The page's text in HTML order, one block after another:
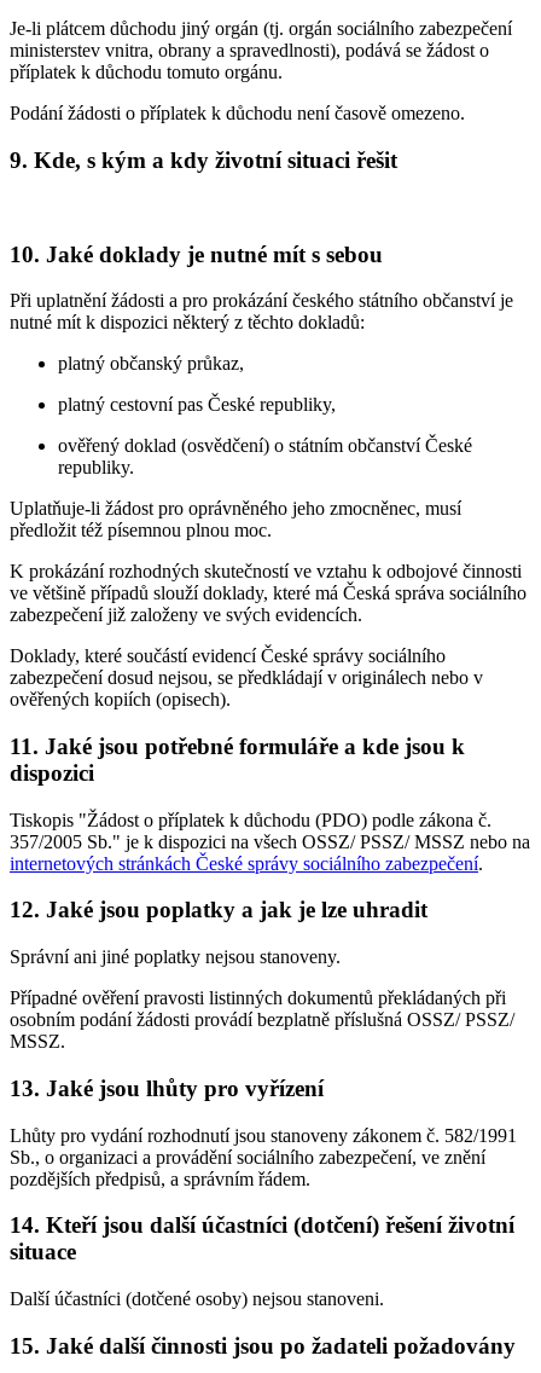
Je-li plátcem důchodu jiný orgán (tj. orgán sociálního zabezpečení
ministerstev vnitra, obrany a spravedlnosti), podává se žádost o
příplatek k důchodu tomuto orgánu.
Podání žádosti o příplatek k důchodu není časově omezeno.
9. Kde, s kým a kdy životní situaci řešit
10. Jaké doklady je nutné mít s sebou
Při uplatnění žádosti a pro prokázání českého státního občanství je
nutné mít k dispozici některý z těchto dokladů:
platný občanský průkaz,
platný cestovní pas České republiky,
ověřený doklad (osvědčení) o státním občanství České
republiky.
Uplatňuje-li žádost pro oprávněného jeho zmocněnec, musí
předložit též písemnou plnou moc.
K prokázání rozhodných skutečností ve vztahu k odbojové činnosti
ve většině případů slouží doklady, které má Česká správa sociálního
zabezpečení již založeny ve svých evidencích.
Doklady, které součástí evidencí České správy sociálního
zabezpečení dosud nejsou, se předkládají v originálech nebo v
ověřených kopiích (opisech).
11. Jaké jsou potřebné formuláře a kde jsou k
dispozici
Tiskopis "Žádost o příplatek k důchodu (PDO) podle zákona č.
357/2005 Sb." je k dispozici na všech OSSZ/ PSSZ/ MSSZ nebo na
internetových stránkách České správy sociálního zabezpečení.
12. Jaké jsou poplatky a jak je lze uhradit
Správní ani jiné poplatky nejsou stanoveny.
Případné ověření pravosti listinných dokumentů překládaných při
osobním podání žádosti provádí bezplatně příslušná OSSZ/ PSSZ/
MSSZ.
13. Jaké jsou lhůty pro vyřízení
Lhůty pro vydání rozhodnutí jsou stanoveny zákonem č. 582/1991
Sb., o organizaci a provádění sociálního zabezpečení, ve znění
pozdějších předpisů, a správním řádem.
14. Kteří jsou další účastníci (dotčení) řešení životní
situace
Další účastníci (dotčené osoby) nejsou stanoveni.
15. Jaké další činnosti jsou po žadateli požadovány